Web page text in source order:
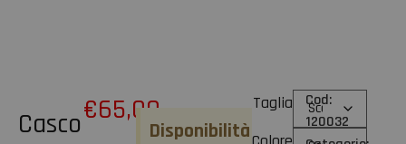
Casco€65,00
Disponibilità
Taglia
Cod:
120032